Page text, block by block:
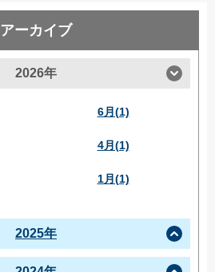
アーカイブ
2026年
6月(1)
4月(1)
1月(1)
2025年